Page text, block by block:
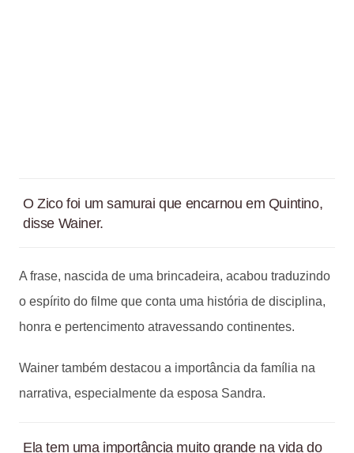
O Zico foi um samurai que encarnou em Quintino,
disse Wainer.
A frase, nascida de uma brincadeira, acabou traduzindo
o espírito do filme que conta uma história de disciplina,
honra e pertencimento atravessando continentes.
Wainer também destacou a importância da família na
narrativa, especialmente da esposa Sandra.
Ela tem uma importância muito grande na vida do